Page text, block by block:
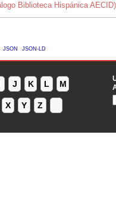
Biblioteca Hispánica AECID)
JSON JSON-LD
J K L M
X Y Z